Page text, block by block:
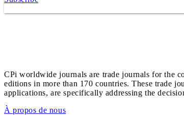
CPi worldwide journals are trade journals for the
editions in more than 170 countries. These trade
applications, are specifically addressing the
À propos de nous